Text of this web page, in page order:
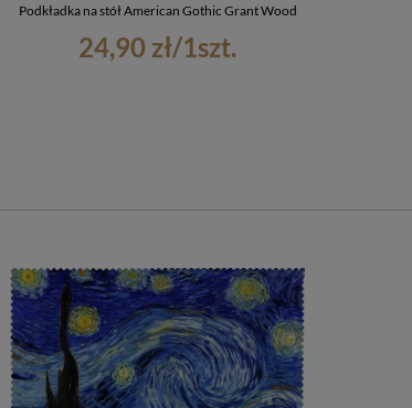
Podkładka na stół American Gothic Grant Wood
24,90 zł/1szt.